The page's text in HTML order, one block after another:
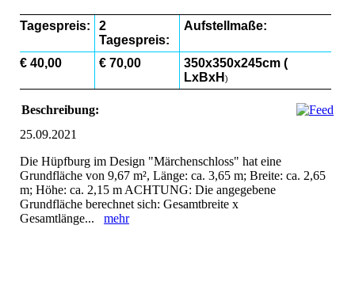
Tagespreis:
2
Tagespreis:
Aufstellmaße:
€ 40,00 € 70,00
350x350x245cm (
LxBxH )
Beschreibung:
25.09.2021
Die Hüpfburg im Design "Märchenschloss" hat eine
Grundfläche von 9,67 m², Länge: ca. 3,65 m; Breite: ca. 2,65
m; Höhe: ca. 2,15 m ACHTUNG: Die angegebene
Grundfläche berechnet sich: Gesamtbreite x
Gesamtlänge... mehr